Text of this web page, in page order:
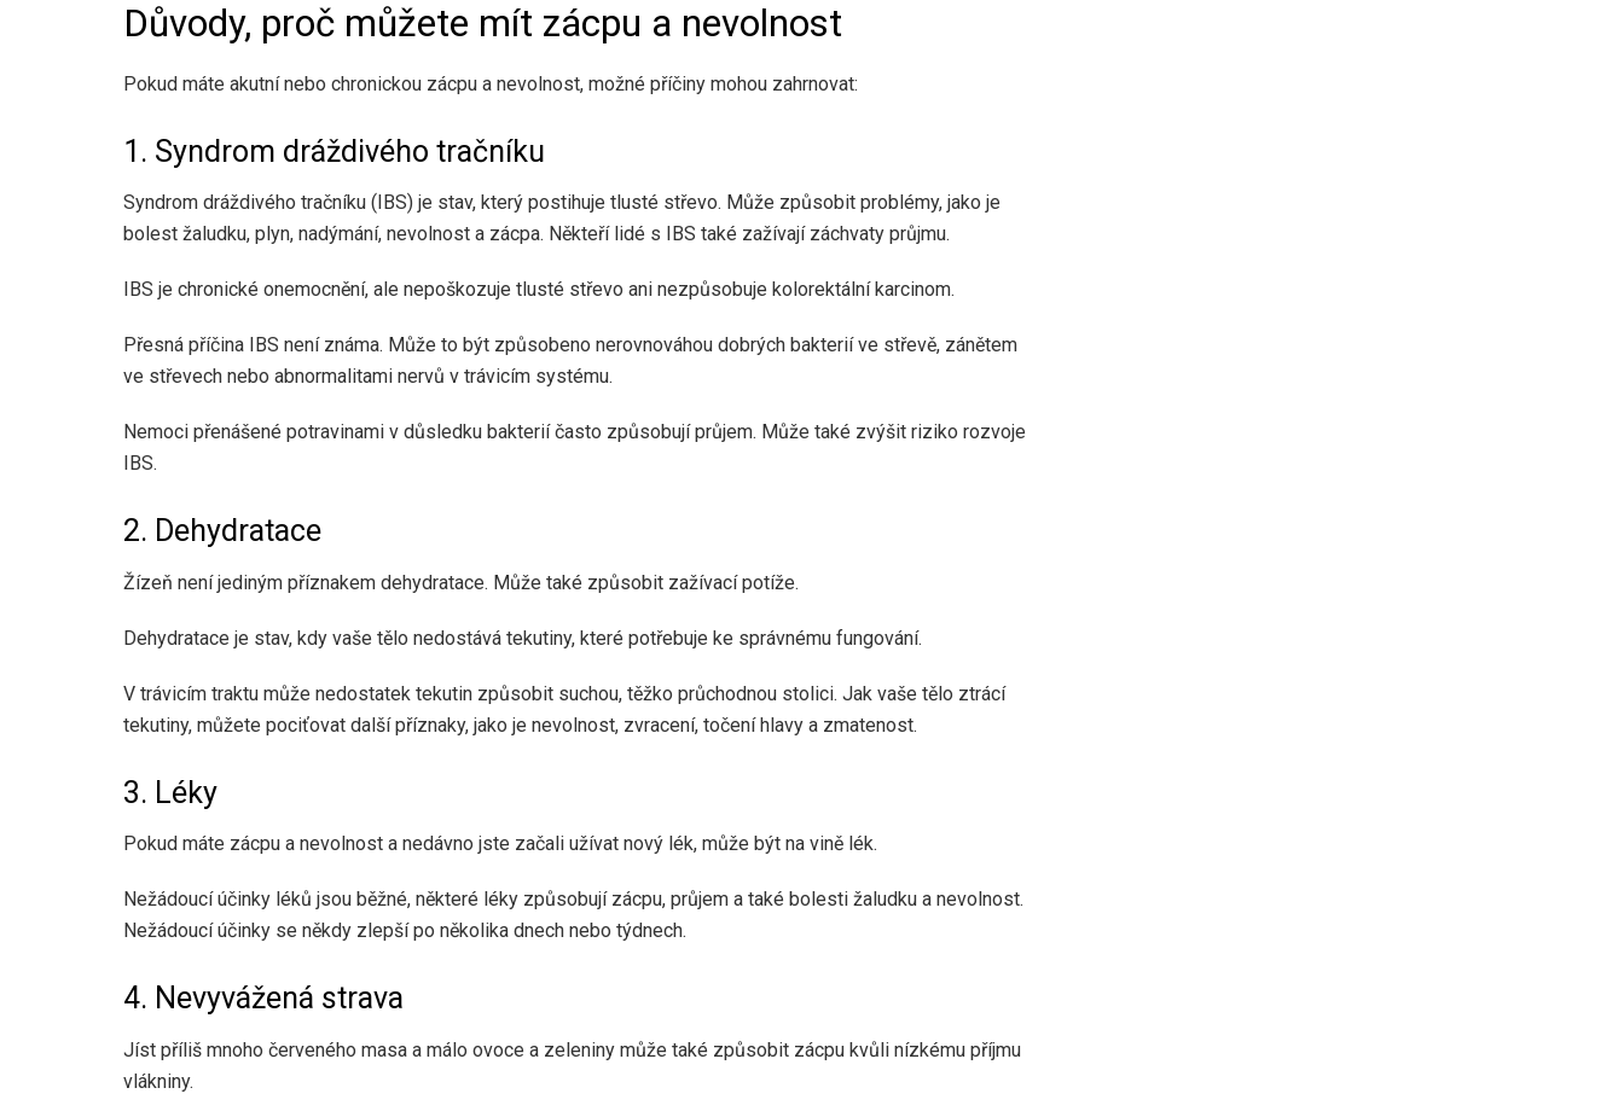
Důvody, proč můžete mít zácpu a nevolnost
Pokud máte akutní nebo chronickou zácpu a nevolnost, možné příčiny mohou zahrnovat:
1. Syndrom dráždivého tračníku
Syndrom dráždivého tračníku (IBS) je stav, který postihuje tlusté střevo. Může způsobit problémy, jako je
bolest žaludku, plyn, nadýmání, nevolnost a zácpa. Někteří lidé s IBS také zažívají záchvaty průjmu.
IBS je chronické onemocnění, ale nepoškozuje tlusté střevo ani nezpůsobuje kolorektální karcinom.
Přesná příčina IBS není známa. Může to být způsobeno nerovnováhou dobrých bakterií ve střevě, zánětem
ve střevech nebo abnormalitami nervů v trávicím systému.
Nemoci přenášené potravinami v důsledku bakterií často způsobují průjem. Může také zvýšit riziko rozvoje
IBS.
2. Dehydratace
Žízeň není jediným příznakem dehydratace. Může také způsobit zažívací potíže.
Dehydratace je stav, kdy vaše tělo nedostává tekutiny, které potřebuje ke správnému fungování.
V trávicím traktu může nedostatek tekutin způsobit suchou, těžko průchodnou stolici. Jak vaše tělo ztrácí
tekutiny, můžete pociťovat další příznaky, jako je nevolnost, zvracení, točení hlavy a zmatenost.
3. Léky
Pokud máte zácpu a nevolnost a nedávno jste začali užívat nový lék, může být na vině lék.
Nežádoucí účinky léků jsou běžné, některé léky způsobují zácpu, průjem a také bolesti žaludku a nevolnost.
Nežádoucí účinky se někdy zlepší po několika dnech nebo týdnech.
4. Nevyvážená strava
Jíst příliš mnoho červeného masa a málo ovoce a zeleniny může také způsobit zácpu kvůli nízkému příjmu
vlákniny.